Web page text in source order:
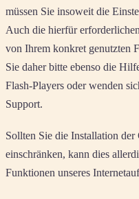
müssen Sie insoweit die
Auch die hierfür
von Ihrem konkret genutzten
Sie daher bitte ebenso die
Flash-Players oder wenden
Support.
Sollten Sie die Installation
einschränken, kann dies
Funktionen unseres